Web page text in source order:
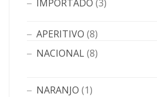
IMPORTADO (3)
APERITIVO (8)
NACIONAL(8)
NARANJO (1)